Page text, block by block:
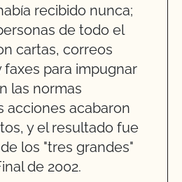
recibido nunca;
de todo el
cartas, correos
para impugnar
las normas
acciones acabaron
y el resultado fue
los "tres grandes"
de 2002.